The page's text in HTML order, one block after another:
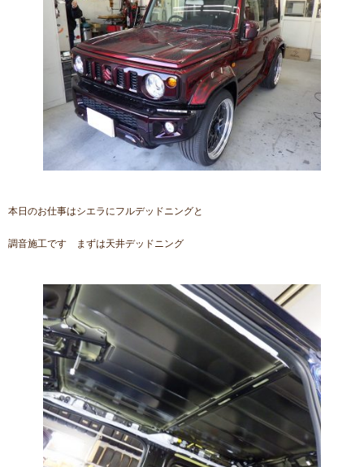
本日のお仕事はシエラにフルデッドニングと
調音施工です まずは天井デッドニング